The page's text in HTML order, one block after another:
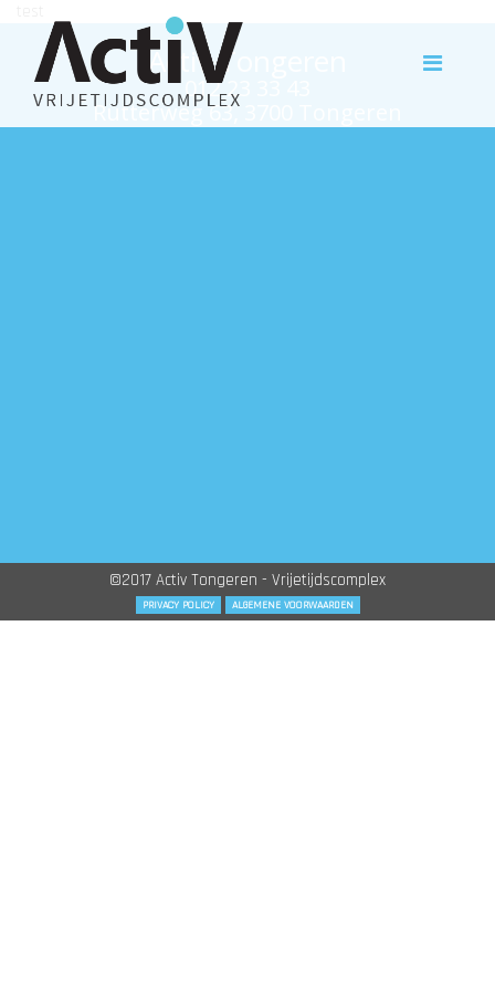
Activ Tongeren
012 23 33 43
Rutterweg 63, 3700 Tongeren
©2017 Activ Tongeren - Vrijetijdscomplex
PRIVACY POLICY ALGEMENE VOORWAARDEN